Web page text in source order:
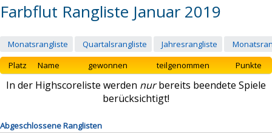
Farbflut Rangliste Januar 2019
Monatsrangliste Quartalsrangliste Jahresrangliste
Platz
Name gewonnen teilgenommen Punkte
In der Highscoreliste werden nurbereits beendete Spiele
berücksichtigt!
Abgeschlossene Ranglisten